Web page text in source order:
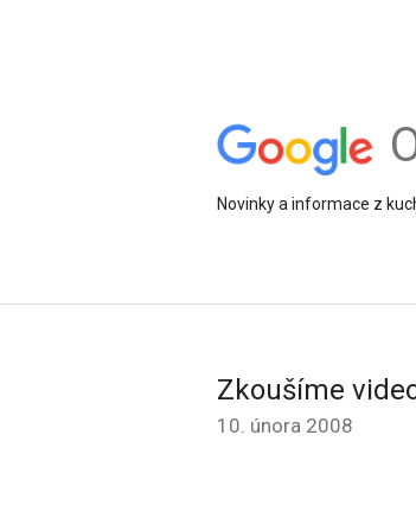
Novinky a informace z
Zkoušíme
10. února 2008